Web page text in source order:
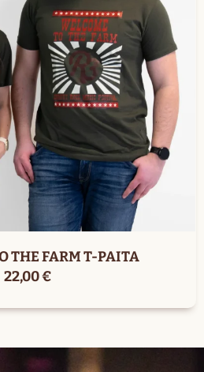
THE FARM T-PAITA
22,00€